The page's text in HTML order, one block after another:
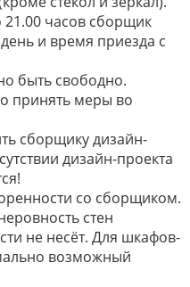
21.00 часов сборщик
и время приезда с
быть свободно.
принять меры во
сборщику дизайн-
дизайн-проекта
со сборщиком.
стен
не несёт. Для шкафов-
возможный